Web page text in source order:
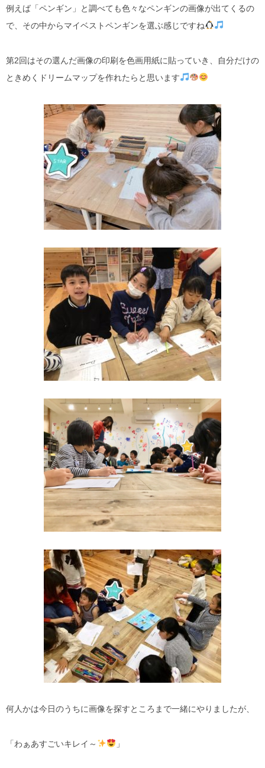
例えば「ペンギン」と調べても色々なペンギンの画像が出てくるの
で、その中からマイベストペンギンを選ぶ感じですね
第2回はその選んだ画像の印刷を色画用紙に貼っていき、自分だけの
ときめくドリームマップを作れたらと思います
何人かは今日のうちに画像を探すところまで一緒にやりましたが、
「わぁあすごいキレイ～ 」